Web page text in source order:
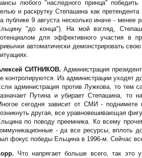
любого "наследного принца"
и раскрутку Степашина как
публике 9 августа несколько иначе -
"до конца"). На мой взгляд,
для эффективного участия в
автоматически демонстрировать
СИТНИКОВ. Администрация
контролируются. Из администрации уходят
администрация против Лужкова, то тем
Путина и убирает Степашина, то
сегодня зависит от СМИ -
другая, все уравновешивающая
по поводу преемника. Ко всему
- да все ресурсы, вплоть
фокус победы Ельцина в 1996-м. Сейчас
Что напрягает больше всего, так это